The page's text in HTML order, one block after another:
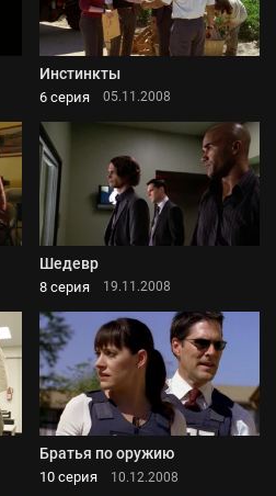
Инстинкты
6 серия 05.11.2008
Шедевр
8 серия 19.11.2008
Братья по оружию
10 серия 10.12.2008